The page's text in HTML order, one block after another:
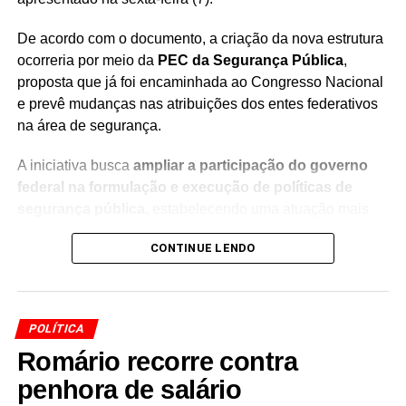
De acordo com o documento, a criação da nova estrutura
ocorreria por meio da PEC da Segurança Pública,
proposta que já foi encaminhada ao Congresso Nacional
e prevê mudanças nas atribuições dos entes federativos
na área de segurança.
A iniciativa busca ampliar a participação do governo
federal na formulação e execução de políticas de
coordenada entre União, estados e municípios.
coordenação da execução das políticas nacionais de
Segurança Pública (Susp)
A proposta apresentada por Lula prevê, portanto, uma
mudança na estrutura federal responsável pela área, com
CONTINUE LENDO
POLÍTICA
Romário recorre contra
penhora de salário